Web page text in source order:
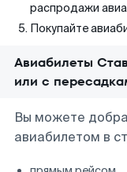
распродажи
Покупайте
Авиабилеты
или с
Вы можете
авиабилетом в